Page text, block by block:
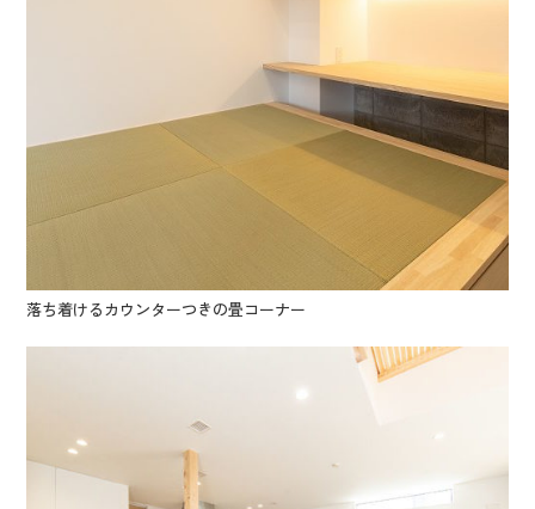
落ち着けるカウンターつきの畳コーナー